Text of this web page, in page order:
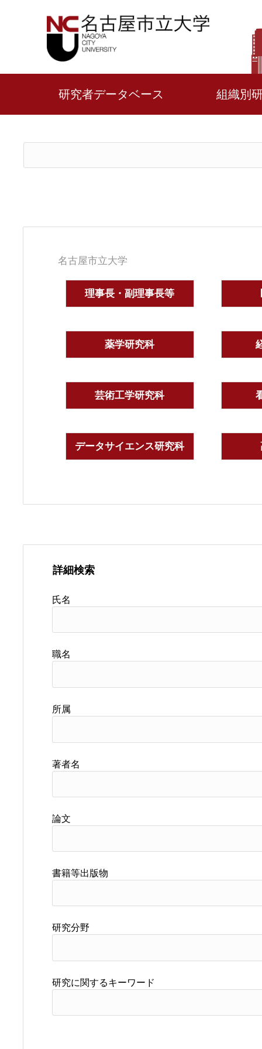
研究者データベース 組織別
名古屋市立大学
理事長・副理事長等
薬学研究科
芸術工学研究科
データサイエンス研究科
詳細検索
氏名
職名
所属
著者名
論文
書籍等出版物
研究分野
研究に関するキーワード